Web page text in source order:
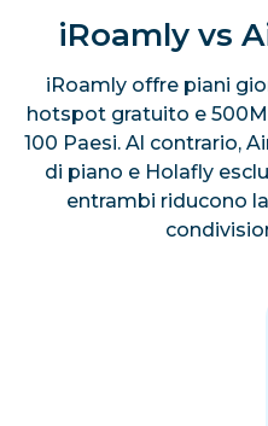
iRoamly vs
iRoamly offre piani
hotspot gratuito e
100 Paesi. Al contrario,
di piano e Holafly
entrambi riducono